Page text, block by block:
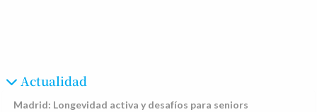
Actualidad
Madrid: Longevidad activa y desafíos para seniors